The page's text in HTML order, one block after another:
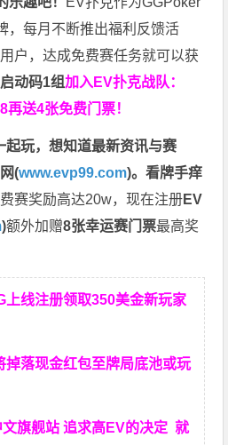
，每月不断推出福利反馈活
户，达成免费赛任务就可以获
动码1组加入EV扑克战队：
再送4张免费门票！
起玩，想知道最新资讯与赛
(www.evp99.com)。看牌手痒
赛奖励高达20w，现在注册EV
)额外加赠8张幸运赛门票最高奖
上线注册领取350美金新玩家
掉落现金红包至牌局底池或玩
旗舰站 追求高EV的决定就